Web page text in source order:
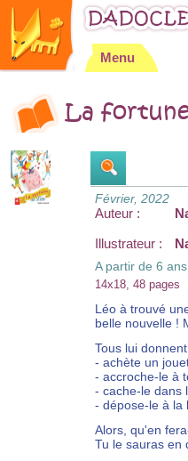
Jump
Menu
La
Février, 2022
Auteur :
Illustrateur :
A partir de 6 ans
14x18, 48 pages
Léo à trouvé
belle nouvelle !
Tous lui
- achète un
- accroche-le à
- cache-le dans
- dépose-le à la
Alors, qu'en
Tu le sauras en